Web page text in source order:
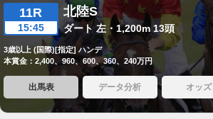
11R
15:45
北陸S
ダート 左・1,200m 13頭
3歳以上 (国際)[指定] ハンデ
本賞金：2,400、960、600、360、240万円
出馬表 データ分析 オッズ